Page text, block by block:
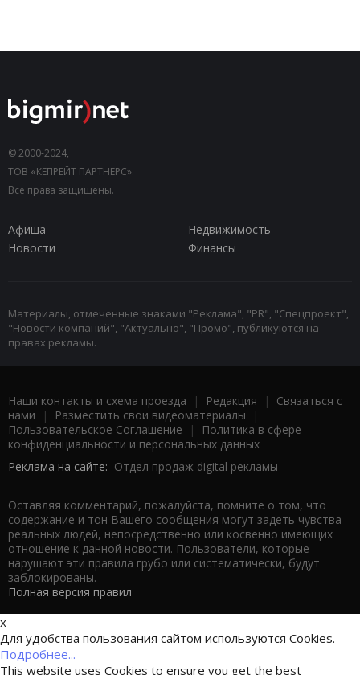
© 2000-2024,
ТОВ «КЕПРЕЙТ ПАРТНЕРС».
Все права защищены.
Афиша
Недвижимость
Новости
Финансы
Материалы, отмеченные знаками "Реклама", "PR", "Спецпроект",
"Новости компаний", "Актуально", "Промо", публикуются на
правах рекламы.
Наши контакты и схема проезда | Редакция | Связаться с
нами | Разместить свои видеоматериалы |
Пользовательское Соглашение |
Политика в сфере
конфиденциальности и персональных данных
Реклама на сайте: Отдел продаж digital рекламы
Оставляя комментарий, пожалуйста, помните о том, что
содержание и тон Вашего сообщения могут задеть чувства
реальных людей, непосредственно или косвенно имеющих
отношение к данной новости. Пользователи, которые
нарушают эти правила грубо или систематически, будут
заблокированы.
Полная версия правил
x
Для удобства пользования сайтом используются Cookies.
Подробнее...
This website uses Cookies to ensure you get the best